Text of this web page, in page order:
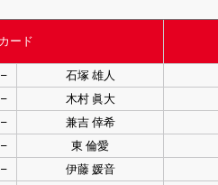
ード
– 石塚 雄人
– 木村 眞大
– 兼吉 倖希
– 東 倫愛
– 伊藤 媛音